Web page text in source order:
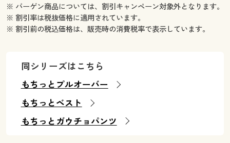
※ バーゲン商品については、割引キャンペーン対象外となります。
※ 割引率は税抜価格に適用されています。
※ 割引前の税込価格は、販売時の消費税率で表示しています。
同シリーズはこちら
もちっとプルオーバー
もちっとベスト
もちっとガウチョパンツ